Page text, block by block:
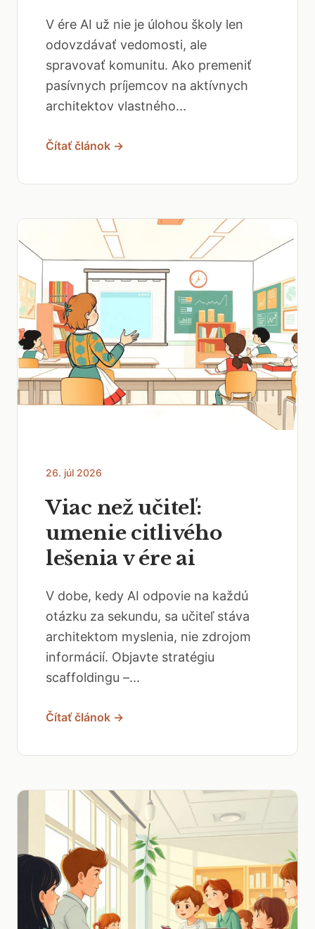
V ére AI už nie je úlohou školy len
odovzdávať vedomosti, ale
spravovať komunitu. Ako premeniť
pasívnych príjemcov na aktívnych
architektov vlastného...
Čítať článok →
26. júl 2026
Viac než učiteľ:
umenie citlivého
lešenia v ére ai
V dobe, kedy AI odpovie na každú
otázku za sekundu, sa učiteľ stáva
architektom myslenia, nie zdrojom
informácií. Objavte stratégiu
scaffoldingu –...
Čítať článok →